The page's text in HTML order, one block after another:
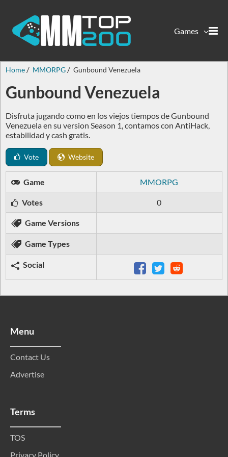
Games
Home MMORPG Gunbound Venezuela
Gunbound Venezuela
Disfruta jugando como en los viejos tiempos de Gunbound
Venezuela en su version Season 1, contamos con AntiHack,
estabilidad y cash gratis.
Vote Website
Game MMORPG
Votes 0
Game Versions
Game Types
Social
Menu
Contact Us
Advertise
Terms
TOS
Privacy Policy